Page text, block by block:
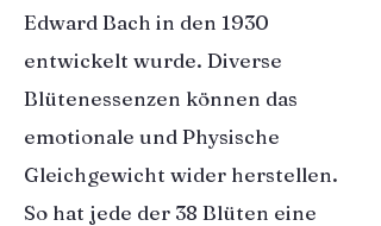
Edward Bach in den 1930
entwickelt wurde. Diverse
Blütenessenzen können das
emotionale und Physische
Gleichgewicht wider herstellen.
So hat jede der 38 Blüten eine